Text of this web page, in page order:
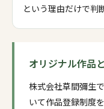
という理由だけで判
オリジナル作品
株式会社草間彌生
いて作品登録制度